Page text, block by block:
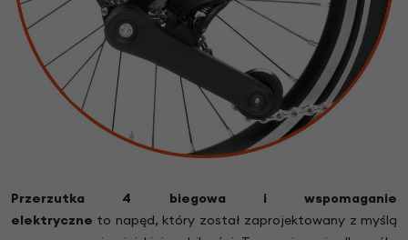
Przerzutka 4 biegowa i wspomaganie
elektryczne to napęd, który został zaprojektowany z myślą